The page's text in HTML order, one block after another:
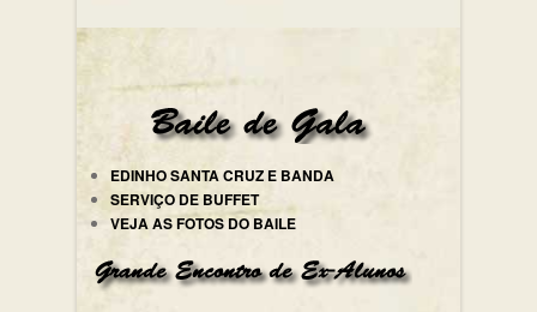
EDINHO SANTA CRUZ E BANDA
SERVIÇO DE BUFFET
VEJA AS FOTOS DO BAILE